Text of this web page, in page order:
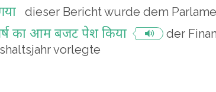
dieser Bericht wurde dem
वर्ष का आम बजट पेश किया
der
vorlegte